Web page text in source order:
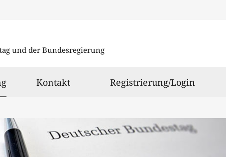
und der Bundesregierung
ausgewählt
Kontakt Registrierung/Login